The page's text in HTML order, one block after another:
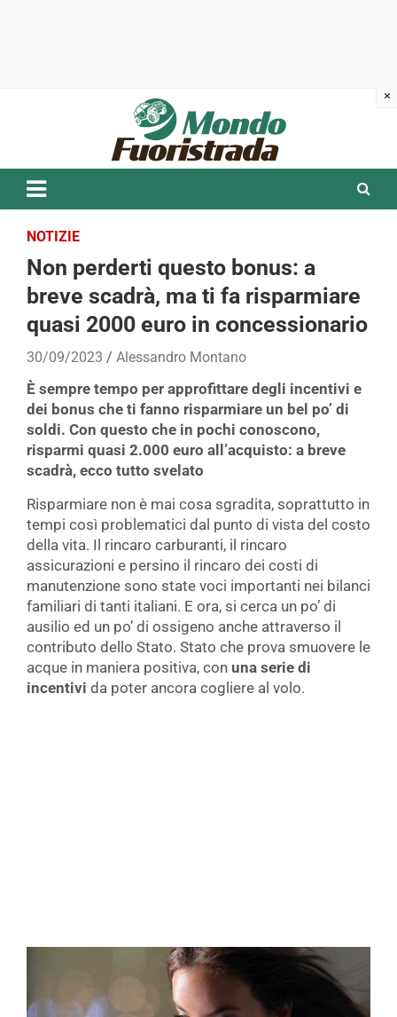
NOTIZIE
Non perderti questo bonus: a
breve scadrà, ma ti fa risparmiare
quasi 2000 euro in concessionario
30/09/2023 Alessandro Montano
È sempre tempo per approfittare degli incentivi e
dei bonus che ti fanno risparmiare un bel po’ di
soldi. Con questo che in pochi conoscono,
risparmi quasi 2.000 euro all’acquisto: a breve
scadrà, ecco tutto svelato
Risparmiare non è mai cosa sgradita, soprattutto in
tempi così problematici dal punto di vista del costo
della vita. Il rincaro carburanti, il rincaro
assicurazioni e persino il rincaro dei costi di
manutenzione sono state voci importanti nei bilanci
familiari di tanti italiani. E ora, si cerca un po’ di
ausilio ed un po’ di ossigeno anche attraverso il
contributo dello Stato. Stato che prova smuovere le
acque in maniera positiva, con una serie di
incentivi da poter ancora cogliere al volo.